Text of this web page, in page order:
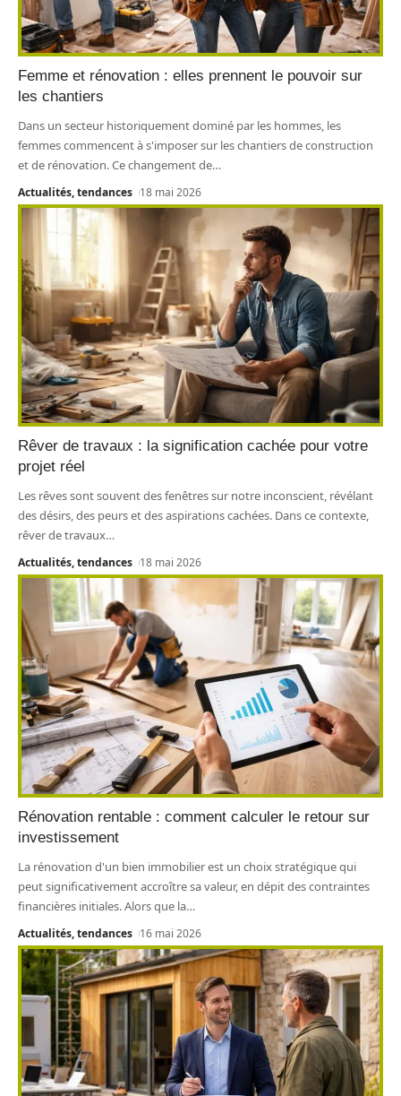
Femme et rénovation : elles prennent le pouvoir sur
les chantiers
Dans un secteur historiquement dominé par les hommes, les
femmes commencent à s'imposer sur les chantiers de construction
et de rénovation. Ce changement de…
Actualités, tendances 18 mai 2026
Rêver de travaux : la signification cachée pour votre
projet réel
Les rêves sont souvent des fenêtres sur notre inconscient, révélant
des désirs, des peurs et des aspirations cachées. Dans ce contexte,
rêver de travaux…
Actualités, tendances 18 mai 2026
Rénovation rentable : comment calculer le retour sur
investissement
La rénovation d'un bien immobilier est un choix stratégique qui
peut significativement accroître sa valeur, en dépit des contraintes
financières initiales. Alors que la…
Actualités, tendances 16 mai 2026